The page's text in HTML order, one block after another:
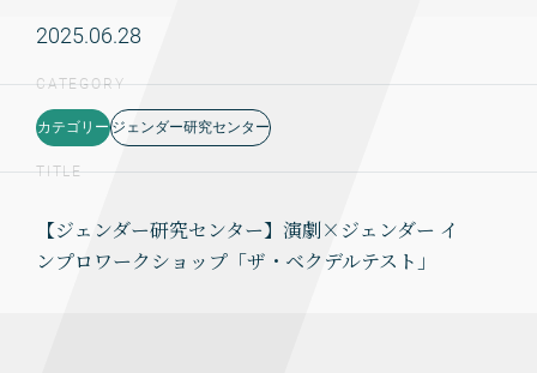
2025.06.28
CATEGORY
カテゴリー ジェンダー研究センター
TITLE
【ジェンダー研究センター】演劇×ジェンダー イ
ンプロワークショップ「ザ・ベクデルテスト」